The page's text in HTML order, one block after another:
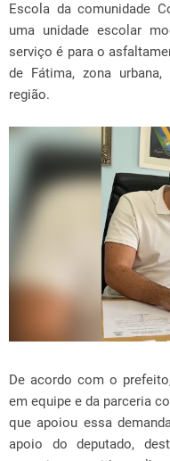
Escola da comunidade
uma unidade escolar
serviço é para o
de Fátima, zona
região.
De acordo com o
em equipe e da parceria
que apoiou essa
apoio do deputado,